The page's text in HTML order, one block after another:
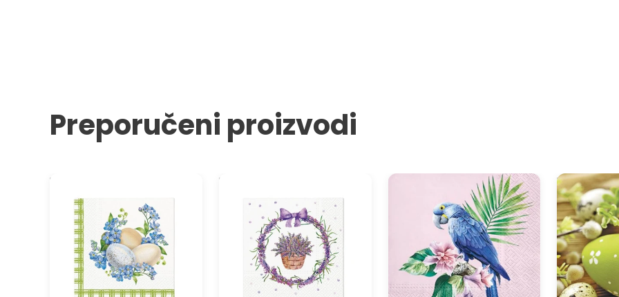
Preporučeni proizvodi
Dekupaž salvete - Eggs in
Forget me nots - 1kom
Dekupaž salvete - Lavender
Salvete za dekupaž Exotic
Uskršnje
Jaja I